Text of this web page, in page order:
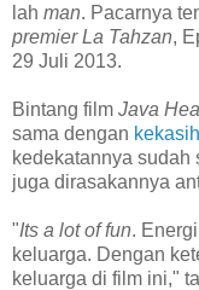
lah man. Pacarnya
premier La Tahzan,
29 Juli 2013.
Bintang film Java
sama dengan
kedekatannya sudah
juga dirasakannya
"Its a lot of fun.
keluarga. Dengan
keluarga di film ini,"